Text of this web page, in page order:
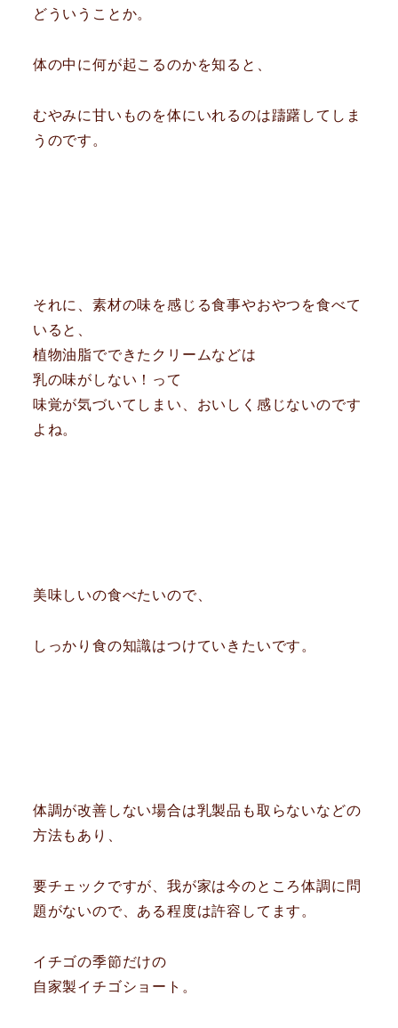
どういうことか。
体の中に何が起こるのかを知ると、
むやみに甘いものを体にいれるのは躊躇してしま
うのです。
それに、素材の味を感じる食事やおやつを食べて
いると、
植物油脂でできたクリームなどは
乳の味がしない！って
味覚が気づいてしまい、おいしく感じないのです
よね。
美味しいの食べたいので、
しっかり食の知識はつけていきたいです。
体調が改善しない場合は乳製品も取らないなどの
方法もあり、
要チェックですが、我が家は今のところ体調に問
題がないので、ある程度は許容してます。
イチゴの季節だけの
自家製イチゴショート。